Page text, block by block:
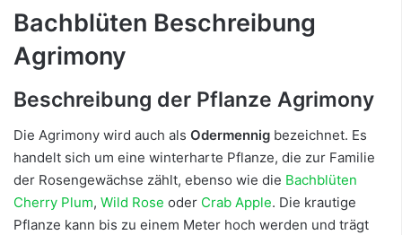
Bachblüten Beschreibung
Agrimony
Beschreibung der Pflanze Agrimony
Die Agrimony wird auch als Odermennig bezeichnet. Es
handelt sich um eine winterharte Pflanze, die zur Familie
der Rosengewächse zählt, ebenso wie die Bachblüten
Cherry Plum, Wild Rose oder Crab Apple. Die krautige
Pflanze kann bis zu einem Meter hoch werden und trägt